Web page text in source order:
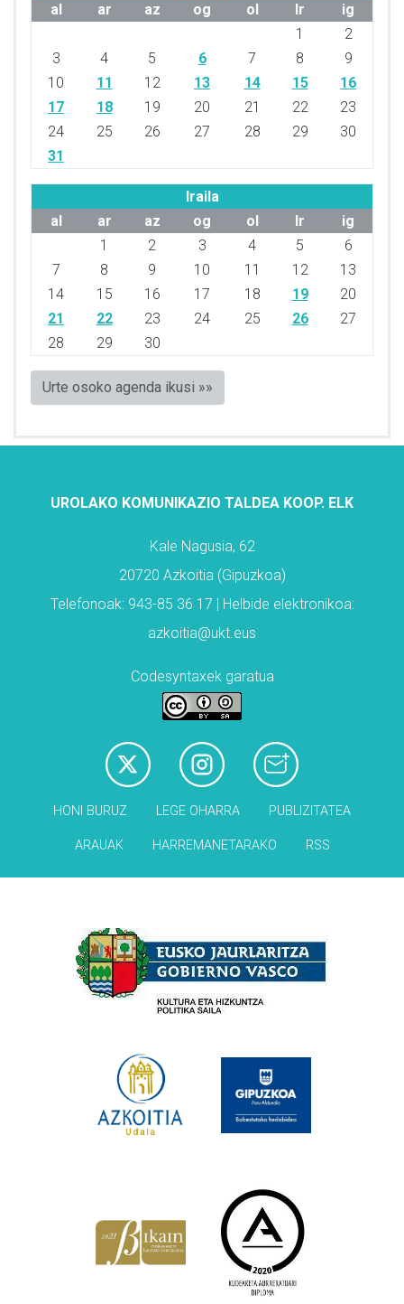
al
ar az og ol lr
ig
1
2
3
4 5 6 7 8
9
10
11 12 13 14 15
16
17
18 19 20 21 22
23
24
25 26 27 28 29
30
31
Iraila
al
ar az og ol lr
ig
1
2 3 4 5
6
7
8 9 10 11 12
13
14
15 16 17 18 19
20
21
22 23 24 25 26
27
28
29 30
Urte osoko agenda ikusi »»
UROLAKO KOMUNIKAZIO TALDEA KOOP. ELK
Kale Nagusia, 62
20720 Azkoitia (Gipuzkoa)
Telefonoak: 943-85 36 17 | Helbide elektronikoa:
azkoitia@ukt.eus
Codesyntaxek garatua
HONI BURUZ LEGE OHARRA PUBLIZITATEA
ARAUAK HARREMANETARAKO RSS